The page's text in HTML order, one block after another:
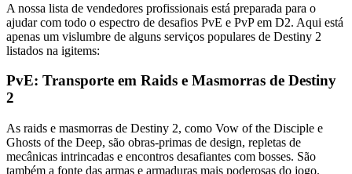
A nossa lista de vendedores profissionais está preparada para o
ajudar com todo o espectro de desafios PvE e PvP em D2. Aqui está
apenas um vislumbre de alguns serviços populares de Destiny 2
listados na igitems:
PvE: Transporte em Raids e Masmorras de Destiny
2
As raids e masmorras de Destiny 2, como Vow of the Disciple e
Ghosts of the Deep, são obras-primas de design, repletas de
mecânicas intrincadas e encontros desafiantes com bosses. São
também a fonte das armas e armaduras mais poderosas do jogo.